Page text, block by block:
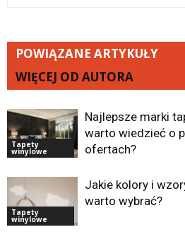
POWIĄZANE ARTYKUŁY
WIĘCEJ OD AUTORA
Tapety
winylowe
Najlepsze marki
warto wiedzieć o
ofertach?
Tapety
winylowe
Jakie kolory i
warto wybrać?